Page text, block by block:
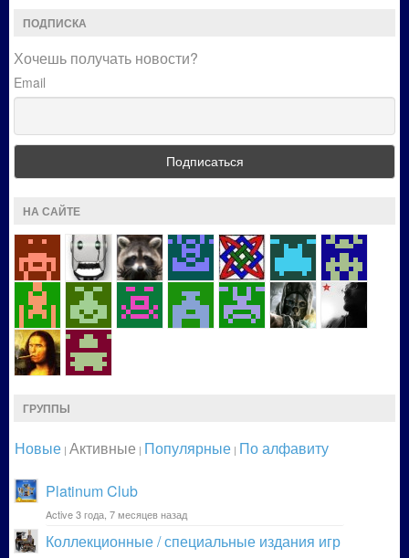
ПОДПИСКА
Хочешь получать новости?
Email
НА САЙТЕ
ГРУППЫ
Новые | Активные | Популярные | По алфавиту
Platinum Club
Active 3 года, 7 месяцев назад
Коллекционные / специальные издания игр